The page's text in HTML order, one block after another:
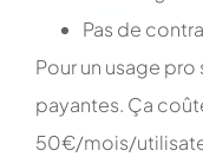
Pas de
Pour un usage
payantes. Ça
50€/mois/